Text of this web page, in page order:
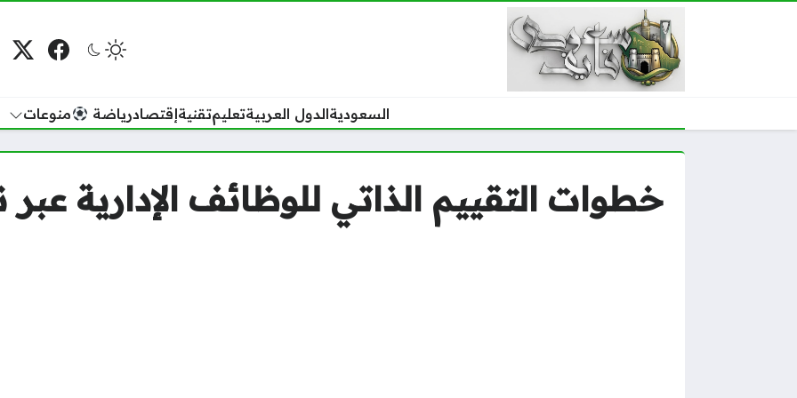
فيسبوك
السعوديةالدول العربيةتعليمتقنيةإقتصادرياضة منوعات
خطوات التقييم الذاتي للوظائف الإدارية عبر